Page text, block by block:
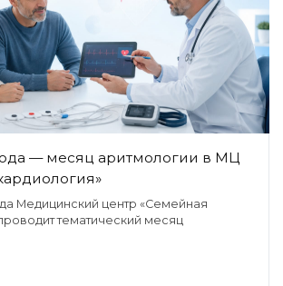
— месяц аритмологии в МЦ
Медицинский центр «Семейная
тематический месяц